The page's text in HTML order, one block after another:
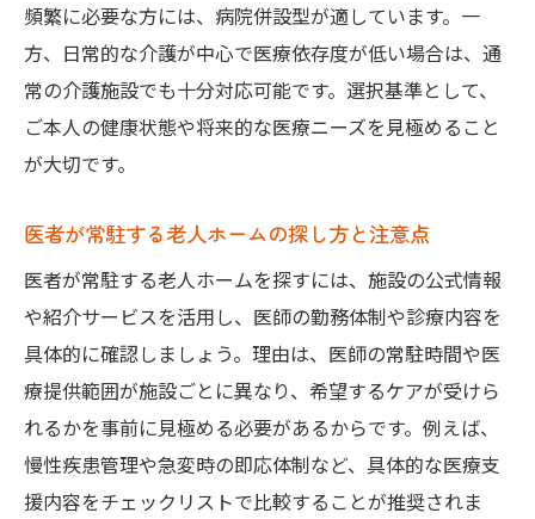
頻繁に必要な方には、病院併設型が適しています。一
方、日常的な介護が中心で医療依存度が低い場合は、通
常の介護施設でも十分対応可能です。選択基準として、
ご本人の健康状態や将来的な医療ニーズを見極めること
が大切です。
医者が常駐する老人ホームの探し方と注意点
医者が常駐する老人ホームを探すには、施設の公式情報
や紹介サービスを活用し、医師の勤務体制や診療内容を
具体的に確認しましょう。理由は、医師の常駐時間や医
療提供範囲が施設ごとに異なり、希望するケアが受けら
れるかを事前に見極める必要があるからです。例えば、
慢性疾患管理や急変時の即応体制など、具体的な医療支
援内容をチェックリストで比較することが推奨されま